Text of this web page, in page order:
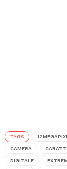
TAGS
CAMERA
DIGITALE